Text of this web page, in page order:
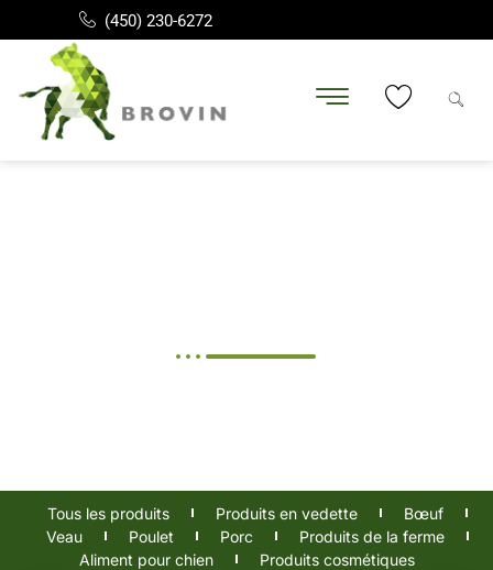
(450) 230-6272
Tous les produits Produits en vedette
Bœuf
Veau
Poulet Porc
Produits de la ferme
Aliment pour chien
Produits cosmétiques